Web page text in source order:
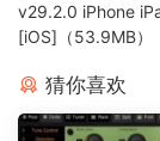
Elevate your
for precise and
seasoned
an intuitive
v29.2.0 iPhone
[iOS]（53.9MB）
猜你喜欢